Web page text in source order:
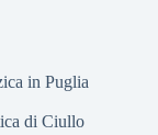
in Puglia
di Ciullo